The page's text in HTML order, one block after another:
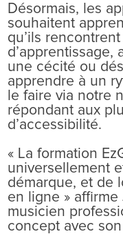
Désormais, les
souhaitent
qu’ils
d’apprentissage,
une cécité ou
apprendre à un
le faire via notre
répondant aux
d’accessibilité.
« La formation
universellement
démarque, et de
en ligne » affirme
musicien
concept avec